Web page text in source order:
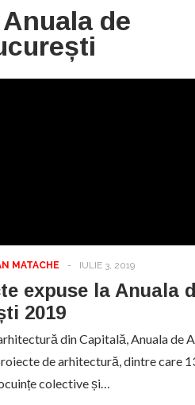
Anuala de
MATACHE - IULIE 3, 2019
expuse la Anuala
2019
din Capitală, Anuala de
de arhitectură, dintre care
colective și…
programată
anului 2027